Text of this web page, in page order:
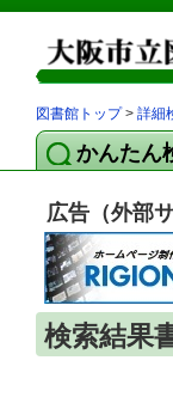
図書館トップ> 詳細
かんたん
広告（外部
検索結果